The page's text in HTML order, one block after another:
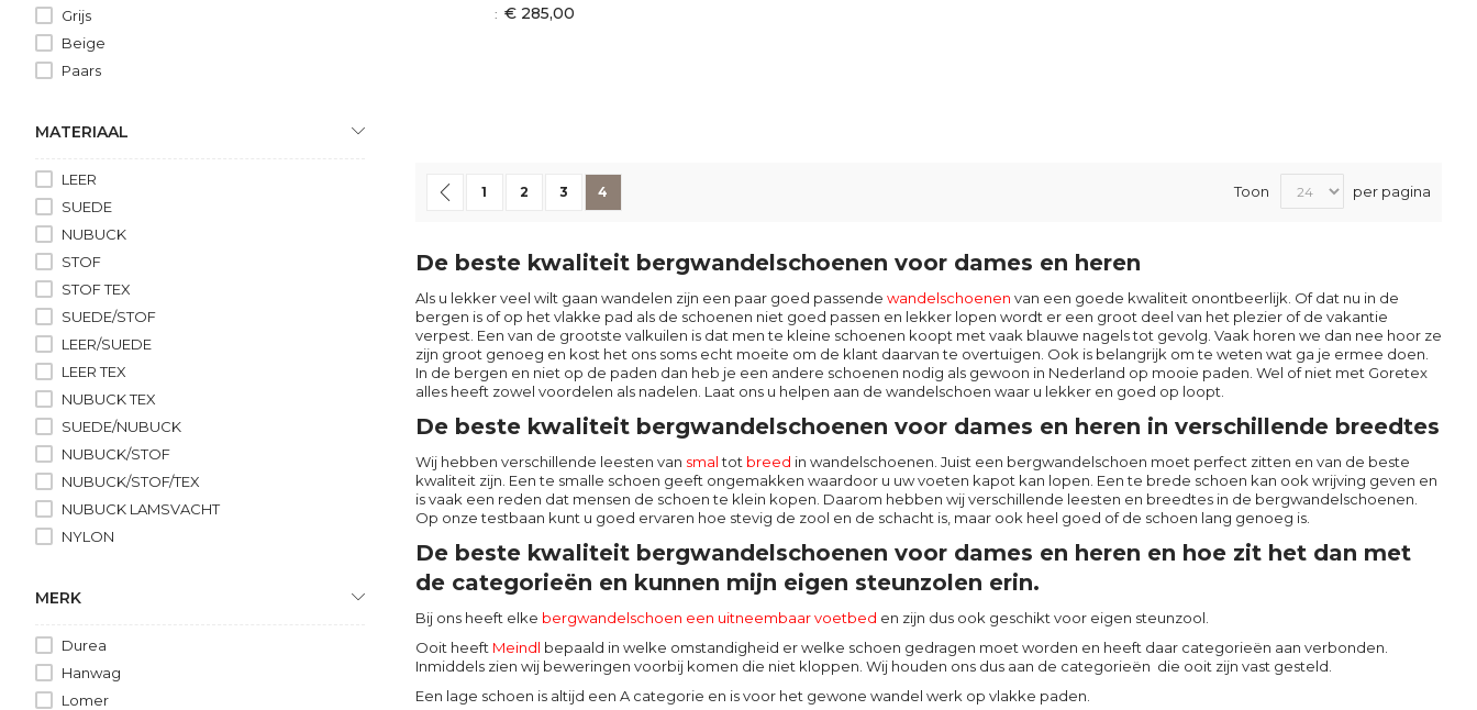
€ 285,00
Pagina
Pagina
Vorige
Pagina
1 Pagina
2 Pagina
3 U lees momenteel pagina
4 Toon per pagina
De beste kwaliteit bergwandelschoenen voor dames en heren
Als u lekker veel wilt gaan wandelen zijn een paar goed passende wandelschoenen van een goede kwaliteit onontbeerlijk. Of dat nu in de
bergen is of op het vlakke pad als de schoenen niet goed passen en lekker lopen wordt er een groot deel van het plezier of de vakantie
verpest. Een van de grootste valkuilen is dat men te kleine schoenen koopt met vaak blauwe nagels tot gevolg. Vaak horen we dan nee hoor ze
zijn groot genoeg en kost het ons soms echt moeite om de klant daarvan te overtuigen. Ook is belangrijk om te weten wat ga je ermee doen.
In de bergen en niet op de paden dan heb je een andere schoenen nodig als gewoon in Nederland op mooie paden. Wel of niet met Goretex
alles heeft zowel voordelen als nadelen. Laat ons u helpen aan de wandelschoen waar u lekker en goed op loopt.
De beste kwaliteit bergwandelschoenen voor dames en heren in verschillende breedtes
Wij hebben verschillende leesten van smaltot breed in wandelschoenen. Juist een bergwandelschoen moet perfect zitten en van de beste
kwaliteit zijn. Een te smalle schoen geeft ongemakken waardoor u uw voeten kapot kan lopen. Een te brede schoen kan ook wrijving geven en
is vaak een reden dat mensen de schoen te klein kopen. Daarom hebben wij verschillende leesten en breedtes in de bergwandelschoenen.
Op onze testbaan kunt u goed ervaren hoe stevig de zool en de schacht is, maar ook heel goed of de schoen lang genoeg is.
De beste kwaliteit bergwandelschoenen voor dames en heren en hoe zit het dan met
de categorieën en kunnen mijn eigen steunzolen erin.
Bij ons heeft elke bergwandelschoen een uitneembaar voetbed en zijn dus ook geschikt voor eigen steunzool.
Ooit heeft Meindl bepaald in welke omstandigheid er welke schoen gedragen moet worden en heeft daar categorieën aan verbonden.
Inmiddels zien wij beweringen voorbij komen die niet kloppen. Wij houden ons dus aan de categorieën die ooit zijn vast gesteld.
Een lage schoen is altijd een A categorie en is voor het gewone wandel werk op vlakke paden.
Grijs
Beige
Paars
MATERIAAL
LEER
SUEDE
NUBUCK
STOF
STOF TEX
SUEDE/STOF
LEER/SUEDE
LEER TEX
NUBUCK TEX
SUEDE/NUBUCK
NUBUCK/STOF
NUBUCK/STOF/TEX
NUBUCK LAMSVACHT
NYLON
MERK
Durea
Hanwag
Lomer